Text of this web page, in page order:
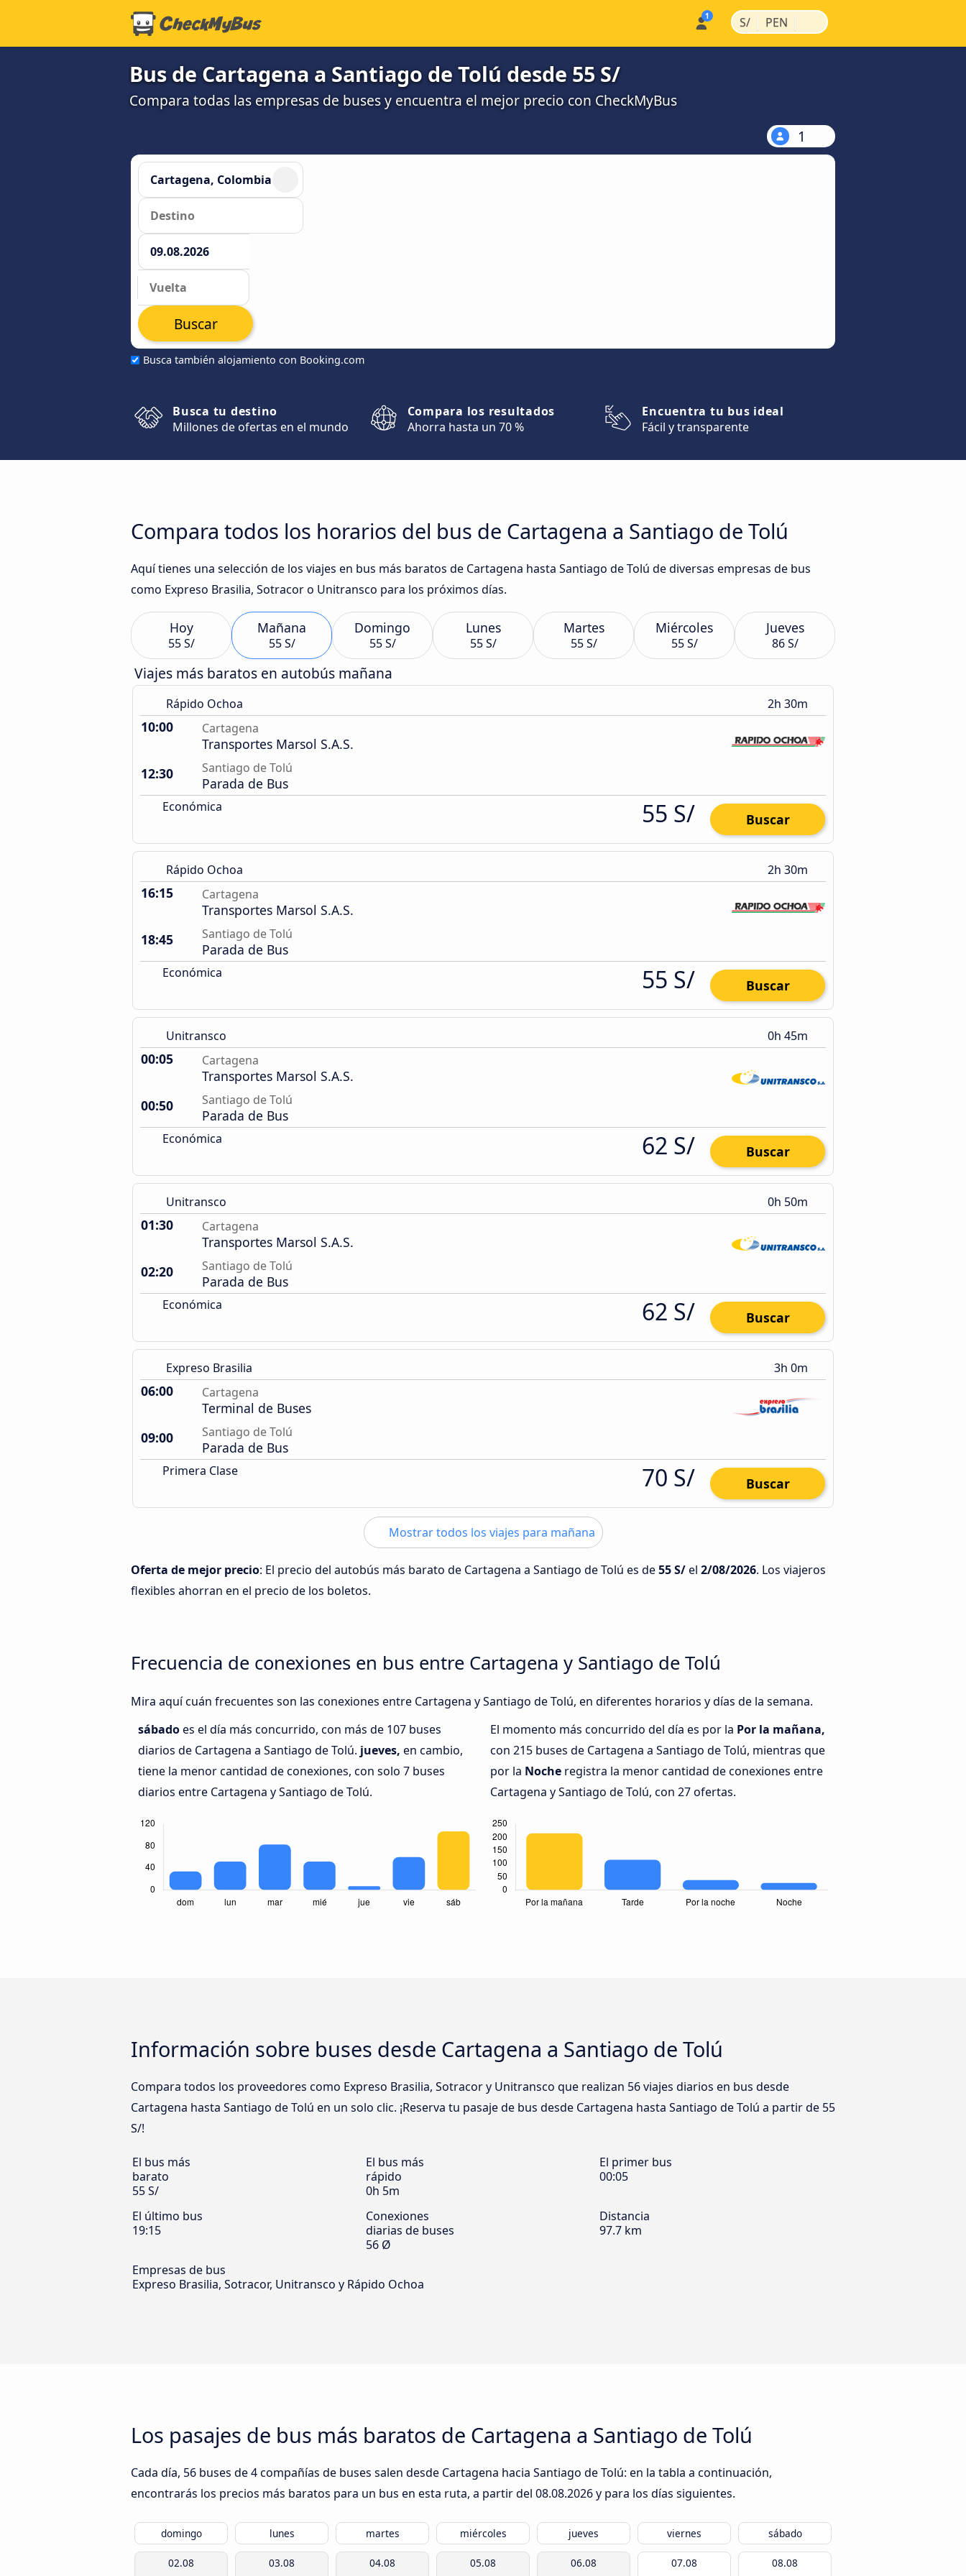
S/ | PEN |
Bus de Cartagena a Santiago de Tolú desde 55 S/
Compara todas las empresas de buses y encuentra el mejor precio con CheckMyBus
1
Busca también alojamiento con Booking.com
Buscar
Busca tu destino
Millones de ofertas en el mundo
Compara los resultados
Ahorra hasta un 70 %
Encuentra tu bus ideal
Fácil y transparente
Compara todos los horarios del bus de Cartagena a Santiago de Tolú
Aquí tienes una selección de los viajes en bus más baratos de Cartagena hasta Santiago de Tolú de diversas empresas de bus
como Expreso Brasilia, Sotracor o Unitransco para los próximos días.
Hoy
55 S/
Mañana
55 S/
Domingo
55 S/
Lunes
55 S/
Martes
55 S/
Miércoles
55 S/
Jueves
86 S/
Viajes más baratos en autobús mañana
Rápido Ochoa 2h 30m
10:00 Cartagena
Transportes Marsol S.A.S.
12:30
Santiago de Tolú
Parada de Bus
Económica 55 S/ Buscar
Rápido Ochoa 2h 30m
16:15 Cartagena
Transportes Marsol S.A.S.
18:45
Santiago de Tolú
Parada de Bus
Económica 55 S/ Buscar
Unitransco 0h 45m
00:05 Cartagena
Transportes Marsol S.A.S.
00:50
Santiago de Tolú
Parada de Bus
Económica 62 S/ Buscar
Unitransco 0h 50m
01:30 Cartagena
Transportes Marsol S.A.S.
02:20
Santiago de Tolú
Parada de Bus
Económica 62 S/ Buscar
Expreso Brasilia 3h 0m
06:00 Cartagena
Terminal de Buses
09:00
Santiago de Tolú
Parada de Bus
Primera Clase 70 S/ Buscar
Mostrar todos los viajes para mañana
Oferta de mejor precio: El precio del autobús más barato de Cartagena a Santiago de Tolú es de55 S/el 2/08/2026. Los viajeros
flexibles ahorran en el precio de los boletos.
Frecuencia de conexiones en bus entre Cartagena y Santiago de Tolú
Mira aquí cuán frecuentes son las conexiones entre Cartagena y Santiago de Tolú, en diferentes horarios y días de la semana.
sábadoes el día más concurrido, con más de 107 buses
diarios de Cartagena a Santiago de Tolú. jueves, en cambio,
tiene la menor cantidad de conexiones, con solo 7 buses
diarios entre Cartagena y Santiago de Tolú.
El momento más concurrido del día es por la Por la mañana,
con 215 buses de Cartagena a Santiago de Tolú, mientras que
por la Noche registra la menor cantidad de conexiones entre
Cartagena y Santiago de Tolú, con 27 ofertas.
Información sobre buses desde Cartagena a Santiago de Tolú
Compara todos los proveedores como Expreso Brasilia, Sotracor y Unitransco que realizan 56 viajes diarios en bus desde
Cartagena hasta Santiago de Tolú en un solo clic. ¡Reserva tu pasaje de bus desde Cartagena hasta Santiago de Tolú a partir de 55
S/!
El bus más
barato
55 S/
El bus más
rápido
0h 5m
El primer bus
00:05
El último bus
19:15
Conexiones
diarias de buses
56 Ø
Distancia
97.7 km
Empresas de bus
Expreso Brasilia, Sotracor, Unitransco y Rápido Ochoa
Los pasajes de bus más baratos de Cartagena a Santiago de Tolú
Cada día, 56 buses de 4 compañías de buses salen desde Cartagena hacia Santiago de Tolú: en la tabla a continuación,
encontrarás los precios más baratos para un bus en esta ruta, a partir del 08.08.2026y para los días siguientes.
domingo lunes martes miércoles jueves viernes sábado
02.08 03.08 04.08 05.08 06.08 07.08 08.08